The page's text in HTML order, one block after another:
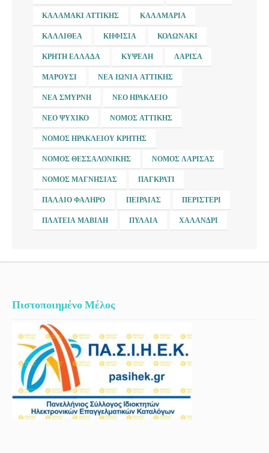
ΚΑΛΑΜΆΚΙ ΑΤΤΙΚΉΣ ΚΑΛΑΜΑΡΙΆ
ΚΑΛΛΙΘΈΑ ΚΗΦΙΣΙΆ ΚΟΛΩΝΆΚΙ
ΚΡΉΤΗ ΕΛΛΆΔΑ ΚΥΨΈΛΗ ΛΆΡΙΣΑ
ΜΑΡΟΎΣΙ ΝΈΑ ΙΩΝΊΑ ΑΤΤΙΚΉΣ
ΝΈΑ ΣΜΎΡΝΗ ΝΈΟ ΗΡΆΚΛΕΙΟ
ΝΈΟ ΨΥΧΙΚΌ ΝΟΜΌΣ ΑΤΤΙΚΉΣ
ΝΟΜΌΣ ΗΡΑΚΛΕΊΟΥ ΚΡΉΤΗΣ
ΝΟΜΌΣ ΘΕΣΣΑΛΟΝΊΚΗΣ ΝΟΜΌΣ ΛΆΡΙΣΑΣ
ΝΟΜΌΣ ΜΑΓΝΗΣΊΑΣ ΠΑΓΚΡΆΤΙ
ΠΑΛΑΙΌ ΦΆΛΗΡΟ ΠΕΙΡΑΙΆΣ ΠΕΡΙΣΤΈΡΙ
ΠΛΑΤΕΊΑ ΜΑΒΊΛΗ ΠΥΛΑΊΑ ΧΑΛΆΝΔΡΙ
Πιστοποιημένο Μέλος